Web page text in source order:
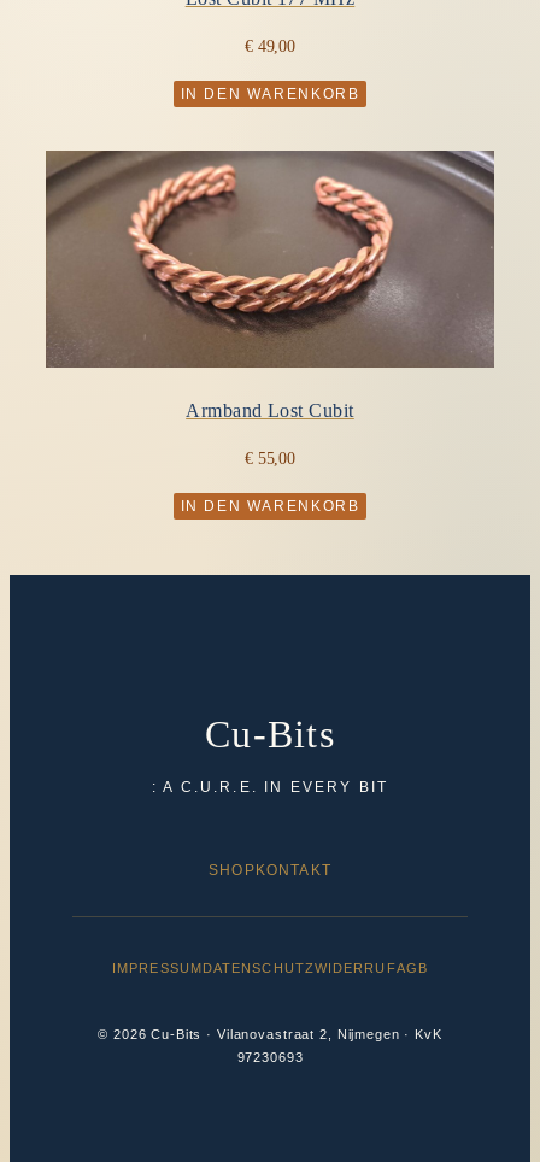
€49,00
IN DEN WARENKORB
Armband Lost Cubit
€55,00
IN DEN WARENKORB
Cu-Bits
: A C.U.R.E. IN EVERY BIT
SHOP KONTAKT
IMPRESSUMDATENSCHUTZWIDERRUFAGB
© 2026 Cu-Bits · Vilanovastraat 2, Nijmegen · KvK
97230693